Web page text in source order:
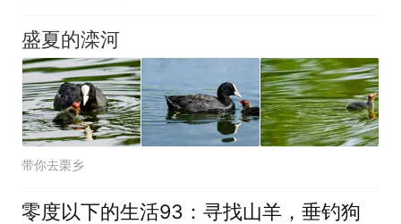
盛夏的滦河
带你去栗乡
零度以下的生活93：寻找山羊，垂钓狗